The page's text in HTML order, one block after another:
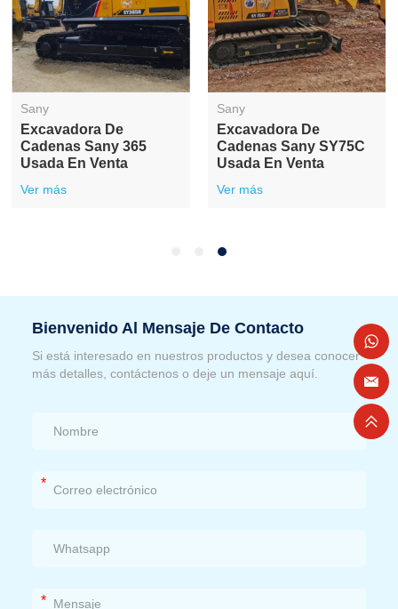
Sany
Excavadora De
Cadenas Sany 365
Usada En Venta
Ver más
Sany
Excavadora De
Cadenas Sany SY75C
Usada En Venta
Ver más
Bienvenido Al Mensaje De Contacto
Si está interesado en nuestros productos y desea conocer
más detalles, contáctenos o deje un mensaje aquí.
*
*